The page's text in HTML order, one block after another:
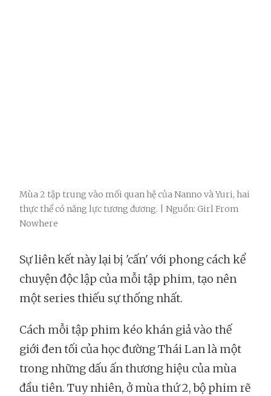
Mùa 2 tập trung vào mối quan hệ của Nanno và Yuri, hai
thực thể có năng lực tương đương. | Nguồn: Girl From
Nowhere
Sự liên kết này lại bị 'cấn' với phong cách kể
chuyện độc lập của mỗi tập phim, tạo nên
một series thiếu sự thống nhất.
Cách mỗi tập phim kéo khán giả vào thế
giới đen tối của học đường Thái Lan là một
trong những dấu ấn thương hiệu của mùa
đầu tiên. Tuy nhiên, ở mùa thứ 2, bộ phim rẽ